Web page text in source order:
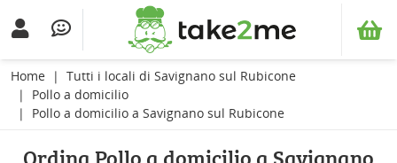
Home
Tutti i locali di Savignano sul Rubicone
Pollo a domicilio
Pollo a domicilio a Savignano sul Rubicone